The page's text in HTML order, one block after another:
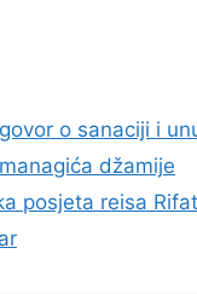
o sanaciji i
džamije
posjeta reisa